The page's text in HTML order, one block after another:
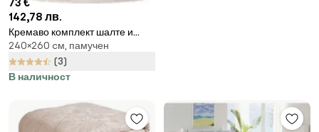
142,78 лв.
Кремаво комплект шалте и
калъфка за възглавница
240x260 cm Solange –
douceur d'intérieur
240×260 cм, памучен
(3)
В наличност